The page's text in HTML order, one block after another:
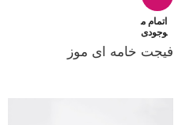
اتمام م
وجودی
فیجت خامه ای موز